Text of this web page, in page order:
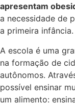
apresentam
a necessidade de
a primeira infância.
A escola é uma
na formação de
autônomos.
possível ensinar
um alimento: